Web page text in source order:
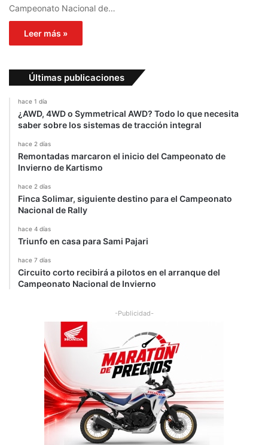
Campeonato Nacional de…
Leer más »
Últimas publicaciones
hace 1 día
¿AWD, 4WD o Symmetrical AWD? Todo lo que necesita
saber sobre los sistemas de tracción integral
hace 2 días
Remontadas marcaron el inicio del Campeonato de
Invierno de Kartismo
hace 2 días
Finca Solimar, siguiente destino para el Campeonato
Nacional de Rally
hace 4 días
Triunfo en casa para Sami Pajari
hace 7 días
Circuito corto recibirá a pilotos en el arranque del
Campeonato Nacional de Invierno
-Publicidad-